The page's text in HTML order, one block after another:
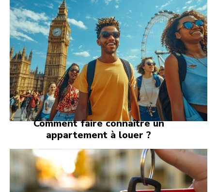
Comment faire connaître un
appartement à louer ?